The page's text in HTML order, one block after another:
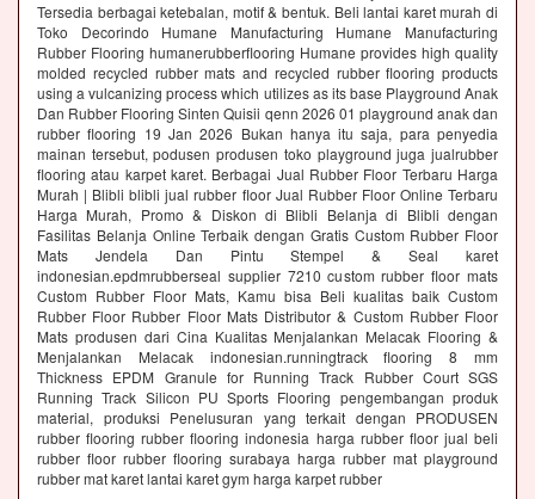
Tersedia berbagai ketebalan, motif & bentuk. Beli lantai karet murah di
Toko Decorindo Humane Manufacturing Humane Manufacturing
Rubber Flooring humanerubberflooring Humane provides high quality
molded recycled rubber mats and recycled rubber flooring products
using a vulcanizing process which utilizes as its base Playground Anak
Dan Rubber Flooring Sinten Quisii qenn 2026 01 playground anak dan
rubber flooring 19 Jan 2026 Bukan hanya itu saja, para penyedia
mainan tersebut, podusen produsen toko playground juga jualrubber
flooring atau karpet karet. Berbagai Jual Rubber Floor Terbaru Harga
Murah | Blibli blibli jual rubber floor Jual Rubber Floor Online Terbaru
Harga Murah, Promo & Diskon di Blibli Belanja di Blibli dengan
Fasilitas Belanja Online Terbaik dengan Gratis Custom Rubber Floor
Mats Jendela Dan Pintu Stempel & Seal karet
indonesian.epdmrubberseal supplier 7210 custom rubber floor mats
Custom Rubber Floor Mats, Kamu bisa Beli kualitas baik Custom
Rubber Floor Rubber Floor Mats Distributor & Custom Rubber Floor
Mats produsen dari Cina Kualitas Menjalankan Melacak Flooring &
Menjalankan Melacak indonesian.runningtrack flooring 8 mm
Thickness EPDM Granule for Running Track Rubber Court SGS
Running Track Silicon PU Sports Flooring pengembangan produk
material, produksi Penelusuran yang terkait dengan PRODUSEN
rubber flooring rubber flooring indonesia harga rubber floor jual beli
rubber floor rubber flooring surabaya harga rubber mat playground
rubber mat karet lantai karet gym harga karpet rubber